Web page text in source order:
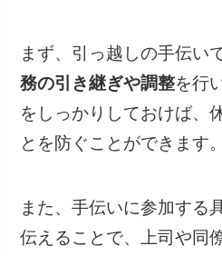
まず、引っ越しの手伝い
務の引き継ぎや調整を行
をしっかりしておけば、
とを防ぐことができます。
また、手伝いに参加する
伝えることで、上司や同